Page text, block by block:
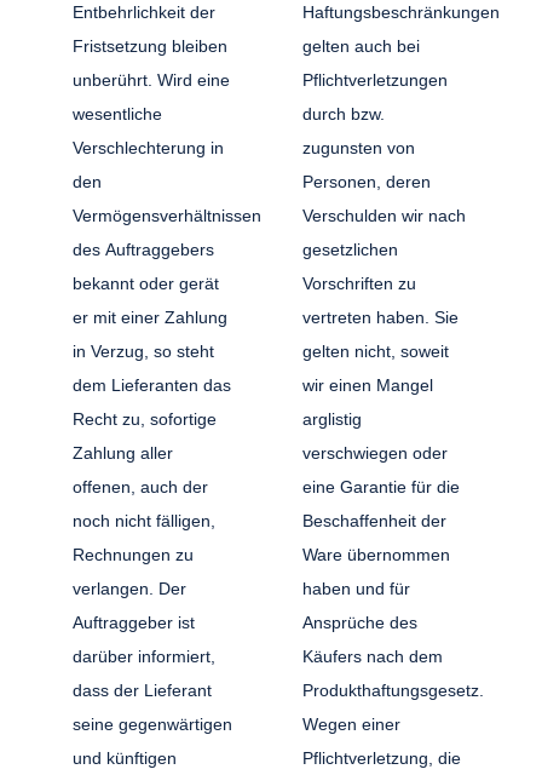
Entbehrlichkeit der
Fristsetzung bleiben
unberührt. Wird eine
wesentliche
Verschlechterung in
den
Vermögensverhältnissen
des Auftraggebers
bekannt oder gerät
er mit einer Zahlung
in Verzug, so steht
dem Lieferanten das
Recht zu, sofortige
Zahlung aller
offenen, auch der
noch nicht fälligen,
Rechnungen zu
verlangen. Der
Auftraggeber ist
darüber informiert,
dass der Lieferant
seine gegenwärtigen
und künftigen
Haftungsbeschränkungen
gelten auch bei
Pflichtverletzungen
durch bzw.
zugunsten von
Personen, deren
Verschulden wir nach
gesetzlichen
Vorschriften zu
vertreten haben. Sie
gelten nicht, soweit
wir einen Mangel
arglistig
verschwiegen oder
eine Garantie für die
Beschaffenheit der
Ware übernommen
haben und für
Ansprüche des
Käufers nach dem
Produkthaftungsgesetz.
Wegen einer
Pflichtverletzung, die